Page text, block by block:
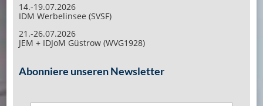
14.-19.07.2026
IDM Werbelinsee (SVSF)
21.-26.07.2026
JEM + IDJoM Güstrow (WVG1928)
Abonniere unseren Newsletter